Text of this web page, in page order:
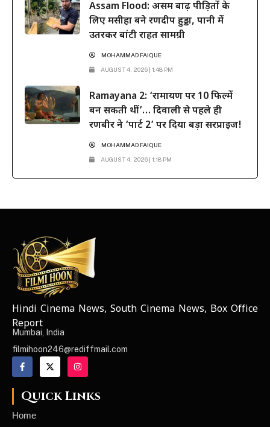
Assam Flood: असम बाढ़ पीड़ितों के
लिए मसीहा बने रणदीप हुड्डा, पानी में
उतरकर बांटी राहत सामग्री
MOHAMMAD FAIQUE
AUGUST 4, 2026 | 1:48 PM
Ramayana 2: ‘रामायण पर 10 फिल्में
बन सकती थीं’… दिवाली से पहले ही
रणबीर ने ‘पार्ट 2’ पर दिया बड़ा सरप्राइज!
MOHAMMAD FAIQUE
AUGUST 4, 2026 | 1:18 PM
NEWS ELEMENTOR
Hindi Cinema News, South Cinema News, Box Office
Report
Mumbai, India
filmihoon246@rediffmail.com
Quick Links
Home